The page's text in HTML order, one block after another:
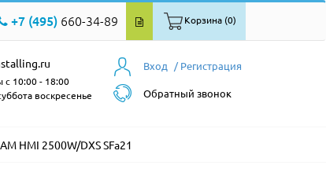
+7 (495) 660-34-89 Корзина (0)
Вход / Регистрация
Обратный звонок
с 10:00 - 18:00
воскресенье
HMI 2500W/DXS SFa21